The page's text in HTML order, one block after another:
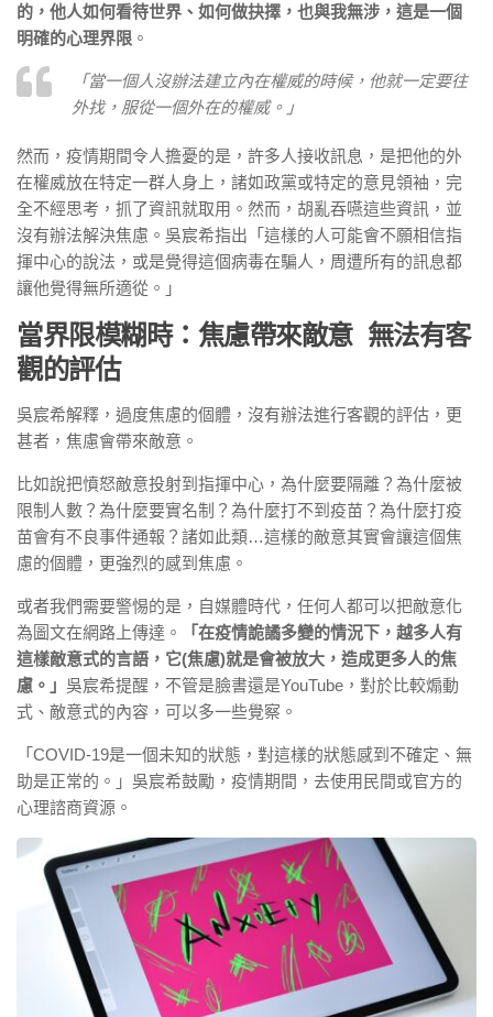
的，他人如何看待世界、如何做抉擇，也與我無涉，這是一個
明確的心理界限 。
「當一個人沒辦法建立內在權威的時候，他就一定要往
外找，服從一個外在的權威。」
然而，疫情期間令人擔憂的是，許多人接收訊息，是把他的外
在權威放在特定一群人身上，諸如政黨或特定的意見領袖，完
全不經思考，抓了資訊就取用。然而，胡亂吞嚥這些資訊，並
沒有辦法解決焦慮。吳宸希指出「這樣的人可能會不願相信指
揮中心的說法，或是覺得這個病毒在騙人，周遭所有的訊息都
讓他覺得無所適從。」
當界限模糊時：焦慮帶來敵意 無法有客
觀的評估
吳宸希解釋，過度焦慮的個體，沒有辦法進行客觀的評估，更
甚者，焦慮會帶來敵意。
比如說把憤怒敵意投射到指揮中心，為什麼要隔離？為什麼被
限制人數？為什麼要實名制？為什麼打不到疫苗？為什麼打疫
苗會有不良事件通報？諸如此類…這樣的敵意其實會讓這個焦
慮的個體，更強烈的感到焦慮。
或者我們需要警惕的是，自媒體時代，任何人都可以把敵意化
為圖文在網路上傳達。
「在疫情詭譎多變的情況下，越多人有
這樣敵意式的言語，它(焦慮)就是會被放大，造成更多人的焦
慮。」 吳宸希提醒，不管是臉書還是YouTube，對於比較煽動
式、敵意式的內容，可以多一些覺察。
「COVID-19是一個未知的狀態，對這樣的狀態感到不確定、無
助是正常的。」吳宸希鼓勵，疫情期間，去使用民間或官方的
心理諮商資源。